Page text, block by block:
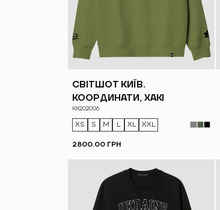
СВІТШОТ КИЇВ.
КООРДИНАТИ, ХАКІ
KK202006
XS S M L XL XXL
2800.00 ГРН